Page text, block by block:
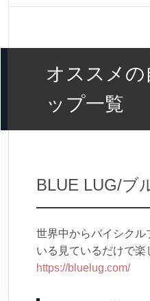
オススメの
ップ一覧
BLUE LUG/ブ
世界中からバイシクル
いる見ているだけで楽
https://bluelug.com/